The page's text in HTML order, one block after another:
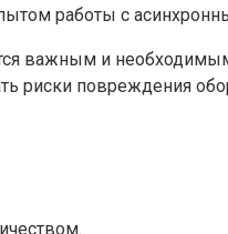
работы с
важным и
риски повреждения